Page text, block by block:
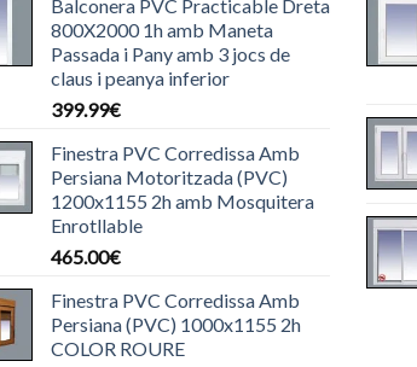
Balconera PVC Practicable Dreta
800X2000 1h amb Maneta
Passada i Pany amb 3 jocs de
claus i peanya inferior
399.99€
Finestra PVC Corredissa Amb
Persiana Motoritzada (PVC)
1200x1155 2h amb Mosquitera
Enrotllable
465.00€
Finestra PVC Corredissa Amb
Persiana (PVC) 1000x1155 2h
COLOR ROURE